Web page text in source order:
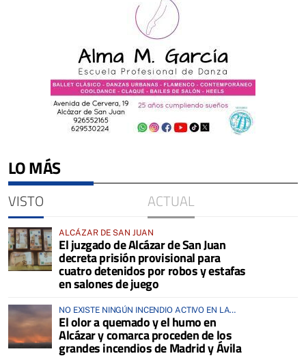
LO MÁS
VISTO ACTUAL
ALCÁZAR DE SAN JUAN
El juzgado de Alcázar de San Juan
decreta prisión provisional para
cuatro detenidos por robos y estafas
en salones de juego
NO EXISTE NINGÚN INCENDIO ACTIVO EN LA
COMARCA
El olor a quemado y el humo en
Alcázar y comarca proceden de los
grandes incendios de Madrid y Ávila